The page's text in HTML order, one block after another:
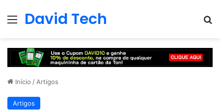
Menu
David Tech
Início / Artigos
Artigos